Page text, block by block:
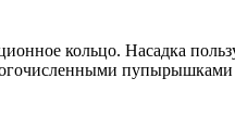
кольцо. Насадка